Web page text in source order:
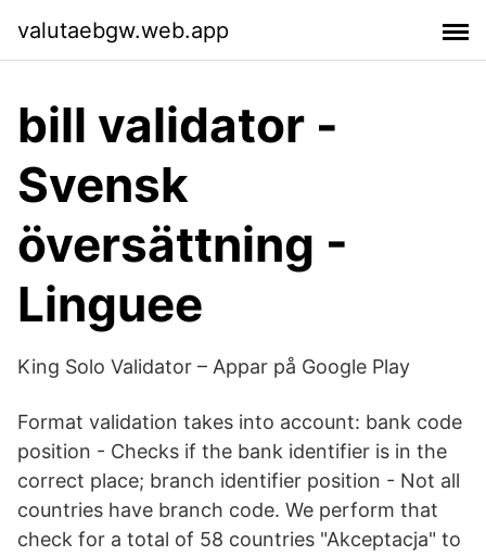
valutaebgw.web.app
bill validator -
Svensk
översättning -
Linguee
King Solo Validator – Appar på Google Play
Format validation takes into account: bank code
position - Checks if the bank identifier is in the
correct place; branch identifier position - Not all
countries have branch code. We perform that
check for a total of 58 countries "Akceptacja" to